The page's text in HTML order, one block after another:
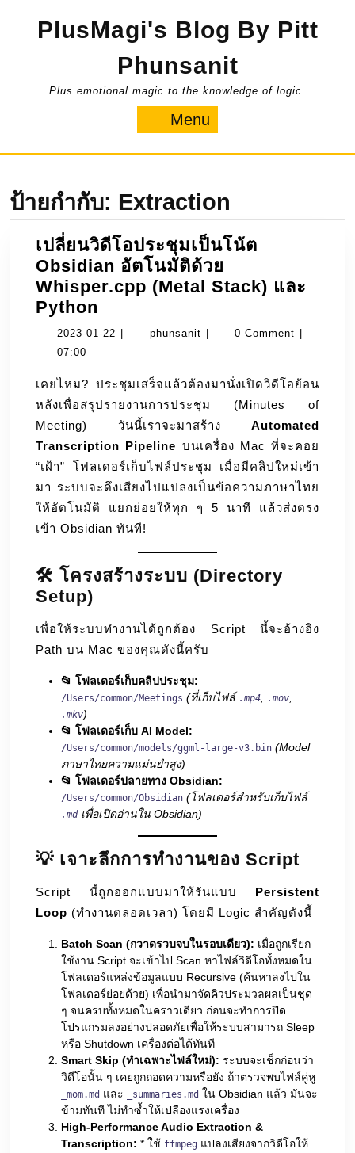
PlusMagi's Blog By Pitt
Phunsanit
Plus emotional magic to the knowledge of logic.
Menu
ป้ายกำกับ: Extraction
เปลี่ยนวิดีโอประชุมเป็นโน้ต
Obsidian อัตโนมัติด้วย
Whisper.cpp (Metal Stack) และ
Python
วิดีโอ
โน้ต
Obsidian
อัตโนมัติ
ด้วย
Whisper.cpp
(Metal
Stack)
และ
Python
2023-01-22 2023- phunsanit phunsanit0 Comment
07:00
เคยไหม? ประชุมเสร็จแล้วต้องมานั่งเปิดวิดีโอย้อน
หลังเพื่อสรุปรายงานการประชุม (Minutes of
Meeting) วันนี้เราจะมาสร้าง Automated
Transcription Pipeline บนเครื่อง Mac ที่จะคอย
“เฝ้า” โฟลเดอร์เก็บไฟล์ประชุม เมื่อมีคลิปใหม่เข้า
มา ระบบจะดึงเสียงไปแปลงเป็นข้อความภาษาไทย
ให้อัตโนมัติ แยกย่อยให้ทุก ๆ 5 นาที แล้วส่งตรง
เข้า Obsidian ทันที!
🛠️ โครงสร้างระบบ (Directory
Setup)
เพื่อให้ระบบทำงานได้ถูกต้อง Script นี้จะอ้างอิง
Path บน Mac ของคุณดังนี้ครับ
📂 โฟลเดอร์เก็บคลิปประชุม:
/Users/common/Meetings (ที่เก็บไฟล์ .mp4, .mov,
.mkv)
📂 โฟลเดอร์เก็บ AI Model:
/Users/common/models/ggml-large-v3.bin (Model
ภาษาไทยความแม่นยำสูง)
📂 โฟลเดอร์ปลายทาง Obsidian:
/Users/common/Obsidian (โฟลเดอร์สำหรับเก็บไฟล์
.mdเพื่อเปิดอ่านใน Obsidian)
💡 เจาะลึกการทำงานของ Script
Script นี้ถูกออกแบบมาให้รันแบบ Persistent
Loop (ทำงานตลอดเวลา) โดยมี Logic สำคัญดังนี้
Batch Scan (กวาดรวบจบในรอบเดียว): เมื่อถูกเรียก
ใช้งาน Script จะเข้าไป Scan หาไฟล์วิดีโอทั้งหมดใน
โฟลเดอร์แหล่งข้อมูลแบบ Recursive (ค้นหาลงไปใน
โฟลเดอร์ย่อยด้วย) เพื่อนำมาจัดคิวประมวลผลเป็นชุด
ๆ จนครบทั้งหมดในคราวเดียว ก่อนจะทำการปิด
โปรแกรมลงอย่างปลอดภัยเพื่อให้ระบบสามารถ Sleep
หรือ Shutdown เครื่องต่อได้ทันที
Smart Skip (ทำเฉพาะไฟล์ใหม่): ระบบจะเช็กก่อนว่า
วิดีโอนั้น ๆ เคยถูกถอดความหรือยัง ถ้าตรวจพบไฟล์คู่หู
_mom.md และ _summaries.md ใน Obsidian แล้ว มันจะ
ข้ามทันที ไม่ทำซ้ำให้เปลืองแรงเครื่อง
High-Performance Audio Extraction &
Transcription: * ใช้ ffmpeg แปลงเสียงจากวิดีโอให้